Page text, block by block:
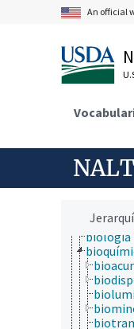
An official
ámbitos
biología
biología
biología
biología